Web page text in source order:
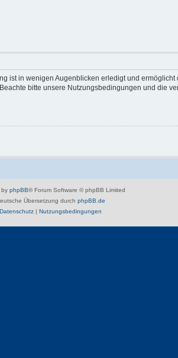
ist in wenigen Augenblicken erledigt und
bitte unsere Nutzungsbedingungen und die
by phpBB® Forum Software © phpBB Limited
Übersetzung durch phpBB.de
Datenschutz| Nutzungsbedingungen